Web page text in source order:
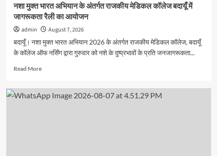
हजार
रुपये
के
पुरस्कार
से
नशा मुक्त भारत अभियान के अंतर्गत राजकीय मेडिकल कॉलेज बदायूँ में
जागरूकता रैली का आयोजन
admin
August 7, 2026
बदायूँ। नशा मुक्त भारत अभियान 2026 के अंतर्गत राजकीय मेडिकल कॉलेज, बदायूँ
के कॉलेज ऑफ नर्सिंग द्वारा गुरुवार को नशे के दुष्प्रभावों के प्रति जनजागरूकता...
Read MoreRead
नशा